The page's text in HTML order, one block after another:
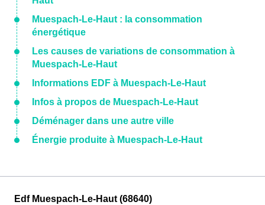
Muespach-Le-Haut : la consommation
énergétique
Les causes de variations de consommation à
Muespach-Le-Haut
Informations EDF à Muespach-Le-Haut
Infos à propos de Muespach-Le-Haut
Déménager dans une autre ville
Énergie produite à Muespach-Le-Haut
Edf Muespach-Le-Haut (68640)